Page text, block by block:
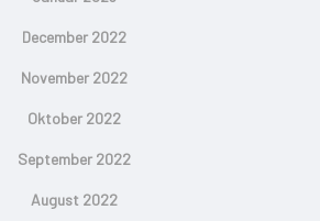
December 2022
November 2022
Oktober 2022
September 2022
August 2022